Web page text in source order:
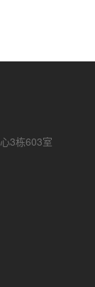
3栋603室